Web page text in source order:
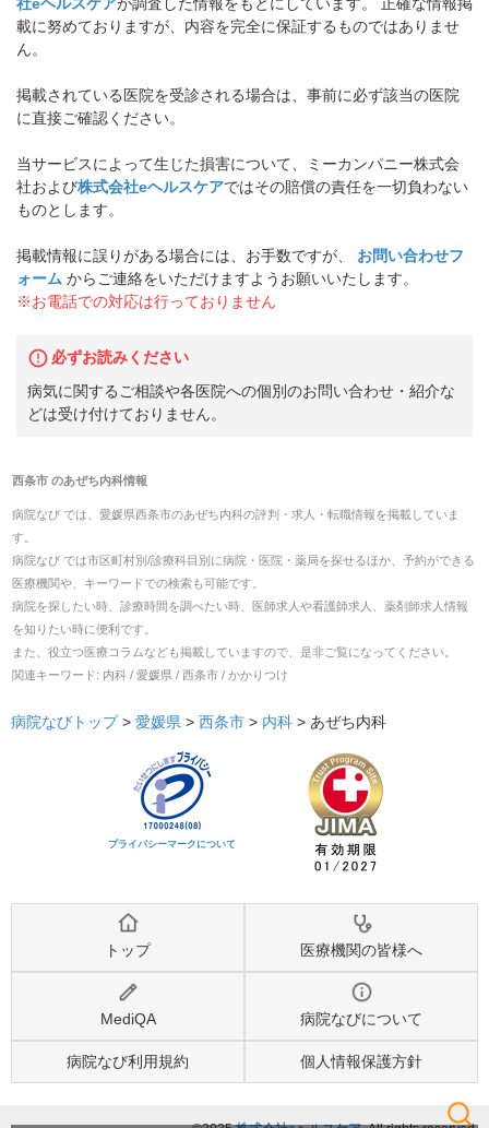
載に努めておりますが、内容を完全に保証するものではありませ
ん。
掲載されている医院を受診される場合は、事前に必ず該当の医院
に直接ご確認ください。
当サービスによって生じた損害について、ミーカンパニー株式会
社および株式会社eヘルスケアではその賠償の責任を一切負わない
ものとします。
掲載情報に誤りがある場合には、お手数ですが、
お問い合わせフ
ォーム からご連絡をいただけますようお願いいたします。
※お電話での対応は行っておりません
必ずお読みください
病気に関するご相談や各医院への個別のお問い合わせ・紹介な
どは受け付けておりません。
西条市のあぜち内科情報
病院なび では、 愛媛県西条市のあぜち内科の評判・求人・転職情報を掲載していま
す。
病院なび では市区町村別/診療科目別に病院・医院・薬局を探せるほか、予約ができる
医療機関や、キーワードでの検索も可能です。
病院を探したい時、診療時間を調べたい時、医師求人や看護師求人、薬剤師求人情報
を知りたい時に便利です。
また、役立つ医療コラムなども掲載していますので、是非ご覧になってください。
関連キーワード: 内科 / 愛媛県 / 西条市 / かかりつけ
病院なびトップ > 愛媛県 > 西条市 > 内科 > あぜち内科
プライバシーマークについて
トップ 医療機関の皆様へ
MediQA 病院なびについて
病院なび利用規約 個人情報保護方針